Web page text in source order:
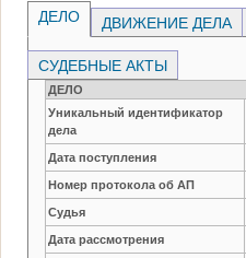
ДЕЛО ДВИЖЕНИЕ ДЕЛА
СУДЕБНЫЕ АКТЫ
ДЕЛО
Уникальный идентификатор
дела
Дата поступления
Номер протокола об АП
Судья
Дата рассмотрения